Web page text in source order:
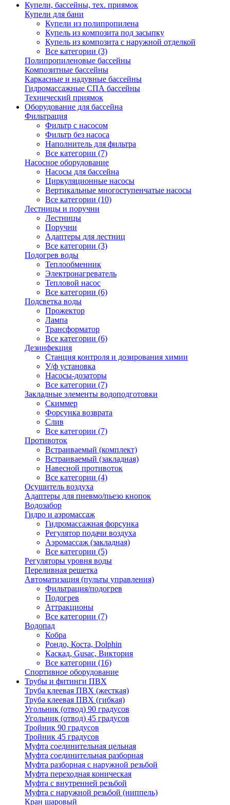
Купели, бассейны, тех. приямок
Купели для бани
Купели из полипропилена
Купель из композита под засыпку
Купель из композита с наружной отделкой
Все категории (3)
Полипропиленовые бассейны
Композитные бассейны
Каркасные и надувные бассейны
Гидромассажные СПА бассейны
Технический приямок
Оборудование для бассейна
Фильтрация
Фильтр с насосом
Фильтр без насоса
Наполнитель для фильтра
Все категории (7)
Насосное оборудование
Насосы для бассейна
Циркуляционные насосы
Вертикальные многоступенчатые насосы
Все категории (10)
Лестницы и поручни
Лестницы
Поручни
Адаптеры для лестниц
Все категории (3)
Подогрев воды
Теплообменник
Электронагреватель
Тепловой насос
Все категории (6)
Подсветка воды
Прожектор
Лампа
Трансформатор
Все категории (6)
Дезинфекция
Станция контроля и дозирования химии
У/ф установка
Насосы-дозаторы
Все категории (7)
Закладные элементы водоподготовки
Скиммер
Форсунка возврата
Слив
Все категории (7)
Противоток
Встраиваемый (комплект)
Встраиваемый (закладная)
Навесной противоток
Все категории (4)
Осушитель воздуха
Адаптеры для пневмо/пьезо кнопок
Водозабор
Гидро и аэромассаж
Гидромассажная форсунка
Регулятор подачи воздуха
Аэромассаж (закладная)
Все категории (5)
Регуляторы уровня воды
Переливная решетка
Автоматизация (пульты управления)
Фильтрация/подогрев
Подогрев
Аттракционы
Все категории (7)
Водопад
Кобра
Рондо, Коста, Dolphin
Каскад, Gusac, Виктория
Все категории (16)
Спортивное оборудование
Трубы и фитинги ПВХ
Труба клеевая ПВХ (жесткая)
Труба клеевая ПВХ (гибкая)
Угольник (отвод) 90 градусов
Угольник (отвод) 45 градусов
Тройник 90 градусов
Тройник 45 градусов
Муфта соединительная цельная
Муфта соединительная разборная
Муфта разборная с наружной резьбой
Муфта переходная коническая
Муфта с внутренней резьбой
Муфта с наружной резьбой (ниппель)
Кран шаровый